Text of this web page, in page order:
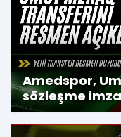
Amedspor,
sözleşme